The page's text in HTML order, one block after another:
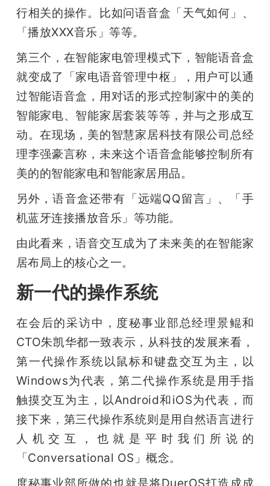
行相关的操作。比如问语音盒「天气如何」、
「播放XXX音乐」等等。
第三个，在智能家电管理模式下，智能语音盒
就变成了「家电语音管理中枢」，用户可以通
过智能语音盒，用对话的形式控制家中的美的
智能家电、智能家居套装等等，并与之形成互
动。在现场，美的智慧家居科技有限公司总经
理李强豪言称，未来这个语音盒能够控制所有
美的的智能家电和智能家居用品。
另外，语音盒还带有「远端QQ留言」、「手
机蓝牙连接播放音乐」等功能。
由此看来，语音交互成为了未来美的在智能家
居布局上的核心之一。
新一代的操作系统
在会后的采访中，度秘事业部总经理景鲲和
CTO朱凯华都一致表示，从科技的发展来看，
第一代操作系统以鼠标和键盘交互为主，以
Windows为代表，第二代操作系统是用手指
触摸交互为主，以Android和iOS为代表，而
接下来，第三代操作系统则是用自然语言进行
人机交互，也就是平时我们所说的
「Conversational OS」概念。
度秘事业部所做的也就是将DuerOS打造成成